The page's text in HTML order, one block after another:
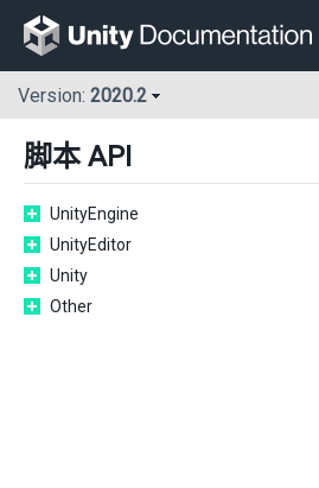
Version: 2020.2
脚本 API
UnityEngine
UnityEditor
Unity
Other